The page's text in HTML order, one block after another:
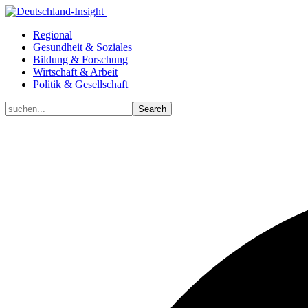
Regional
Gesundheit & Soziales
Bildung & Forschung
Wirtschaft & Arbeit
Politik & Gesellschaft